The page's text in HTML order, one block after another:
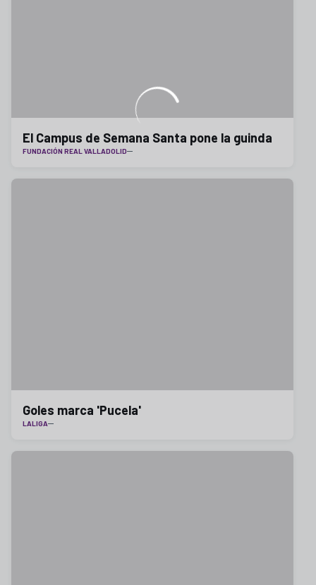
El Campus de Semana Santa pone la guinda
FUNDACIÓN REAL VALLADOLID
Goles marca 'Pucela'
LALIGA